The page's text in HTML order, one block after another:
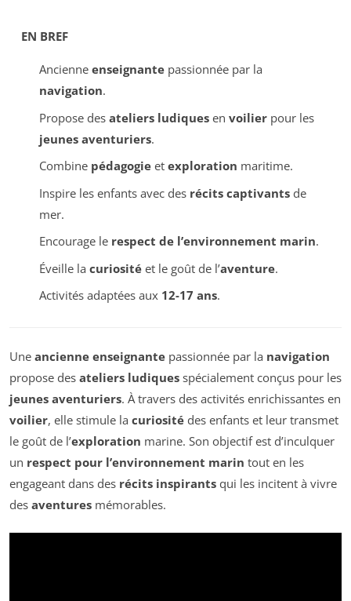
EN BREF
Ancienne enseignantepassionnée par la
navigation.
Propose des ateliers ludiquesen voilierpour les
jeunes aventuriers.
Combine pédagogieet exploration maritime.
Inspire les enfants avec des récits captivantsde
mer.
Encourage le respect de l’environnement marin.
Éveille la curiositéet le goût de l’aventure.
Activités adaptées aux 12-17 ans.
Une ancienne enseignante passionnée par la navigation
propose des ateliers ludiques spécialement conçus pour les
jeunes aventuriers. À travers des activités enrichissantes en
voilier, elle stimule la curiosité des enfants et leur transmet
le goût de l’exploration marine. Son objectif est d’inculquer
un respect pour l’environnement marin tout en les
engageant dans des récits inspirants qui les incitent à vivre
des aventures mémorables.